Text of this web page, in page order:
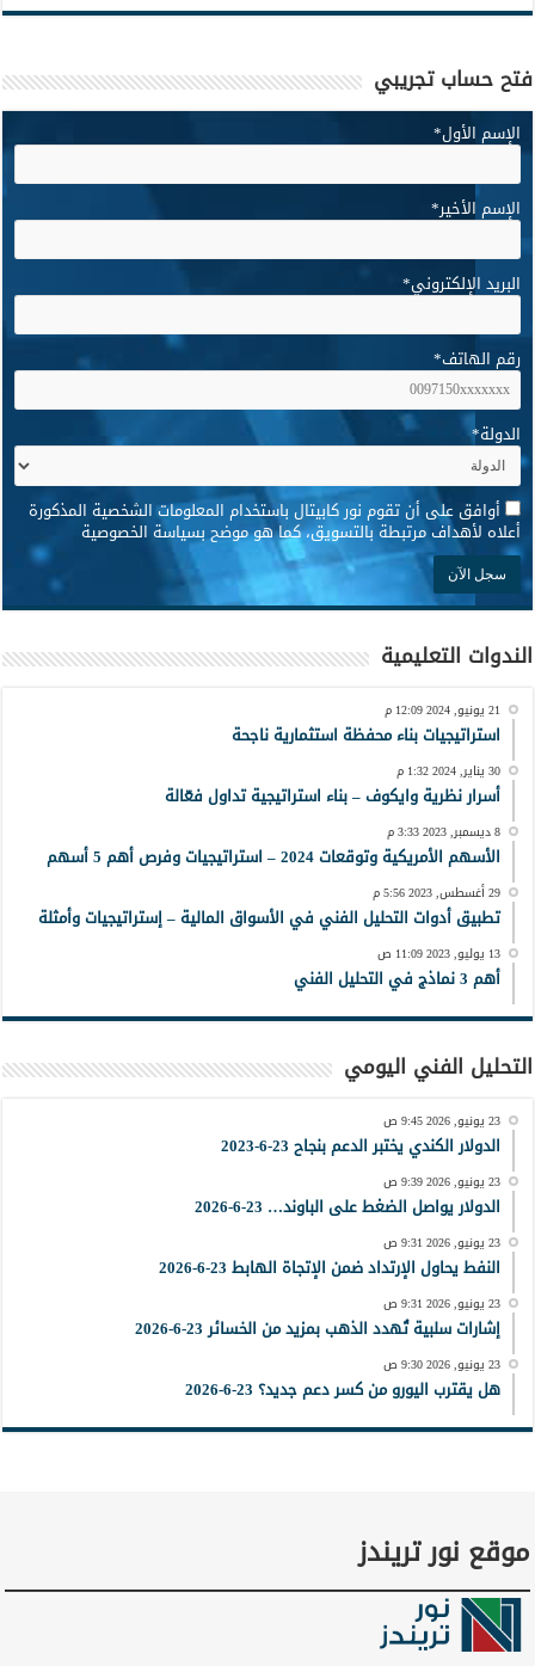
فتح حساب تجريبي
الإسم الأول*
الإسم الأخير*
البريد الإلكتروني*
رقم الهاتف*
الدولة*
* أوافق على أن تقوم نور كابيتال باستخدام المعلومات الشخصية المذكورة
أعلاه لأهداف مرتبطة بالتسويق، كما هو موضح بسياسة الخصوصية
الندوات التعليمية
21 يونيو, 2024 12:09 م
استراتيجيات بناء محفظة استثمارية ناجحة
30 يناير, 2024 1:32 م
أسرار نظرية وايكوف – بناء استراتيجية تداول فعّالة
8 ديسمبر, 2023 3:33 م
الأسهم الأمريكية وتوقعات 2024 – استراتيجيات وفرص أهم 5 أسهم
29 أغسطس, 2023 5:56 م
تطبيق أدوات التحليل الفني في الأسواق المالية – إستراتيجيات وأمثلة
13 يوليو, 2023 11:09 ص
أهم 3 نماذج في التحليل الفني
التحليل الفني اليومي
23 يونيو, 2026 9:45 ص
الدولار الكندي يختبر الدعم بنجاح 23-6-2023
23 يونيو, 2026 9:39 ص
الدولار يواصل الضغط على الباوند… 23-6-2026
23 يونيو, 2026 9:31 ص
النفط يحاول الإرتداد ضمن الإتجاة الهابط 23-6-2026
23 يونيو, 2026 9:31 ص
إشارات سلبية تُهدد الذهب بمزيد من الخسائر 23-6-2026
23 يونيو, 2026 9:30 ص
هل يقترب اليورو من كسر دعم جديد؟ 23-6-2026
موقع نور تريندز